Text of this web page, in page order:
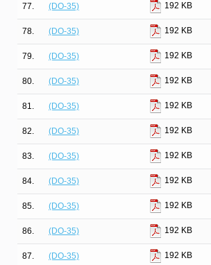
77. (DO-35) 192 KB
78. (DO-35) 192 KB
79. (DO-35) 192 KB
80. (DO-35) 192 KB
81. (DO-35) 192 KB
82. (DO-35) 192 KB
83. (DO-35) 192 KB
84. (DO-35) 192 KB
85. (DO-35) 192 KB
86. (DO-35) 192 KB
87. (DO-35) 192 KB